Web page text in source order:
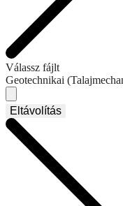
Válassz fájlt
Geotechnikai
Eltávolítás